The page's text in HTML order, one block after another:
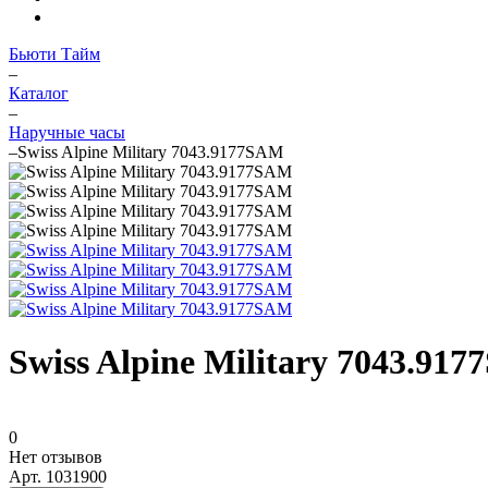
Бьюти Тайм
–
Каталог
–
Наручные часы
–Swiss Alpine Military 7043.9177SAM
Swiss Alpine Military
0
Нет отзывов
Арт. 1031900